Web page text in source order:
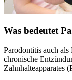
Was bedeutet
Parodontitis auch als
chronische
Zahnhalteapparates